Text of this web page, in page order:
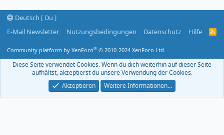
Deutsch [ Du ]
E-Mail Newsletter
Nutzungsbedingungen Datenschutz Hilfe
R
F
Community platform by XenForo® © 2010-2024 XenForo Ltd.
Diese Seite verwendet Cookies. Wenn du dich weiterhin auf dieser Seite
aufhältst, akzeptierst du unsere Verwendung der Cookies.
Akzeptieren
Weitere Informationen…